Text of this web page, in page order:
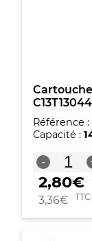
-
4
Référence :
Capacité :
-
de
T1304
2,80€
3,36€ TTC